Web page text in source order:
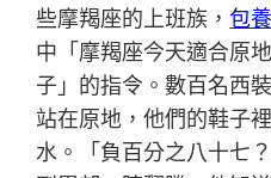
些摩羯座的上班族，包
中「摩羯座今天適合原
子」的指令。數百名西
站在原地，他們的鞋子
水。「負百分之八十七